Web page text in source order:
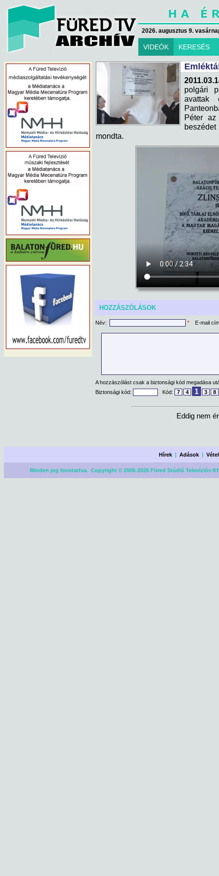
2026. augusztus 9.
VIDEÓK KERESÉS
polgári
avattak
Péter az
mondta.
HOZZÁSZÓLÁSOK
Név: * E-mail
A hozzászólást csak a biztonsági kód megadása
Biztonsági kód:
Kód: 7 4 1 3 8
Eddig nem
Hírek |Adások |
Minden jog fenntartva. Copyright © 2005-2026 Füred Stúdió Televíziós